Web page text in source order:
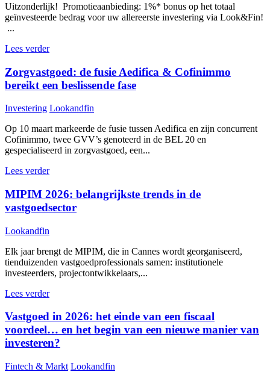
Uitzonderlijk! Promotieaanbieding: 1%* bonus op het totaal
geïnvesteerde bedrag voor uw allereerste investering via Look&Fin!
...
Lees verder
Zorgvastgoed: de fusie Aedifica & Cofinimmo
bereikt een beslissende fase
Investering Lookandfin
Op 10 maart markeerde de fusie tussen Aedifica en zijn concurrent
Cofinimmo, twee GVV’s genoteerd in de BEL 20 en
gespecialiseerd in zorgvastgoed, een...
Lees verder
MIPIM 2026: belangrijkste trends in de
vastgoedsector
Lookandfin
Elk jaar brengt de MIPIM, die in Cannes wordt georganiseerd,
tienduizenden vastgoedprofessionals samen: institutionele
investeerders, projectontwikkelaars,...
Lees verder
Vastgoed in 2026: het einde van een fiscaal
voordeel… en het begin van een nieuwe manier van
investeren?
Fintech & Markt Lookandfin